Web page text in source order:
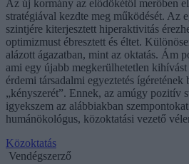
Az új kormány az elődökétől merőben
stratégiával kezdte meg működését. Az
szintjére kiterjesztett hiperaktivitás
optimizmust ébresztett és éltet.
alázott ágazatban, mint az oktatás. Ám
ami egy újabb megkerülhetetlen
érdemi társadalmi egyeztetés ígéretének
„kényszerét”. Ennek, az amúgy pozitív
igyekszem az alábbiakban
humánökológus, közoktatási vezető
Közoktatás
Vendégszerző